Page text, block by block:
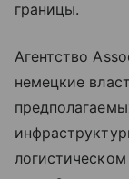
границы.
Агентство
немецкие